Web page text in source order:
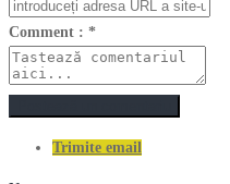
Comment : *
Trimite email